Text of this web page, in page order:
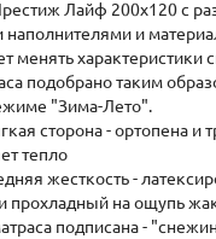
Лайф 200x120 с
наполнителями и
менять характеристики
подобрано таким
"Зима-Лето".
сторона - ортопена и
тепло
жесткость -
прохладный на ощупь
подписана -